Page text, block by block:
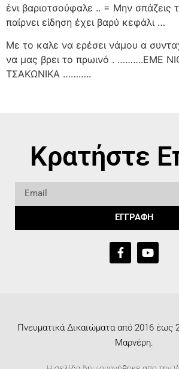
ένι βαριοτσούφαλε .. = Μην σπάζεις
παίρνει είδηση έχει βαρύ κεφάλι …
Με το καλε να ερέσει νάμου α
να μας βρει το πρωινό . ……….ΕΜΕ
ΤΣΑΚΩΝΙΚΑ ………..
Κρατήστε
ΕΓΓΡΑΦΗ
Πνευματικά Δικαιώματα από 2016 έως
Μαρνέρη.